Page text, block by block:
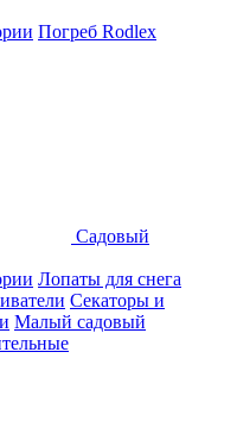
Погреб Rodlex
Садовый
Лопаты для снега
Секаторы и
Малый садовый